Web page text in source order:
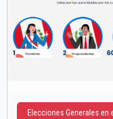
Elecciones Generales en